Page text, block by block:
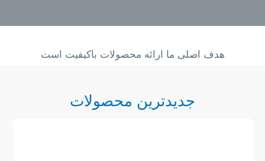
هدف اصلی ما ارائه محصولات باکیفیت است
جدیدترین محصولات